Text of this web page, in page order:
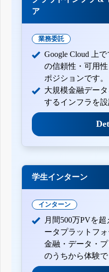
ア
業務委託
Google Cloud 上
の信頼性・可用
ポジションです。
大規模金融デー
するインフラを設
学生インターン
インターン
月間500万PVを
ータプラットフ
金融・データ・
のうちから体験で